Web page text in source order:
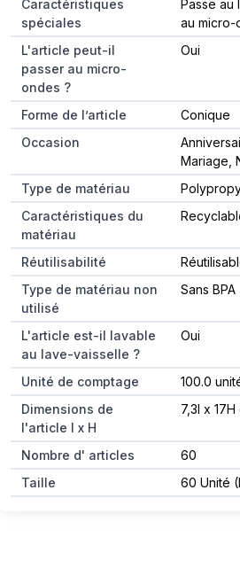
Caractéristiques
spéciales
Passe au
au micro-
L'article peut-il
passer au micro-
ondes ?
Oui
Forme de l’article
Conique
Occasion
Mariage,
Type de matériau
Caractéristiques du
matériau
Réutilisabilité
Type de matériau non
utilisé
Sans BPA
L'article est-il lavable
au lave-vaisselle ?
Oui
Unité de comptage
100.0
Dimensions de
l'article l x H
7,3l x
Nombre d' articles
60
Taille
60 Unité